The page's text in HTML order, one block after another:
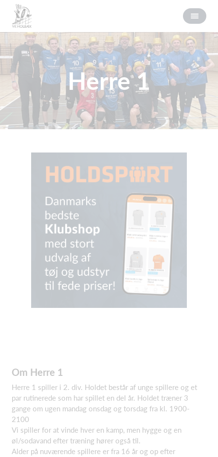
Herre 1
Om Herre 1
Herre 1 spiller i 2. div. Holdet består af unge spillere og et
par rutinerede som har spillet en del år. Holdet træner 3
gange om ugen mandag onsdag og torsdag fra kl. 1900-
2100
Vi spiller for at vinde hver en kamp, men hygge og en
øl/sodavand efter træning hører også til.
Alder på nuværende spillere er fra 16 år og op efter